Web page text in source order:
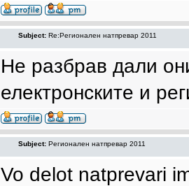
Subject: Re:Регионален натпревар 2011
Не разбрав дали
електронските и
Subject: Регионален натпревар 2011
Vo delot natprevari